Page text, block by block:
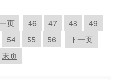
页 46 47 48
49
54 55 56
下一页
末页